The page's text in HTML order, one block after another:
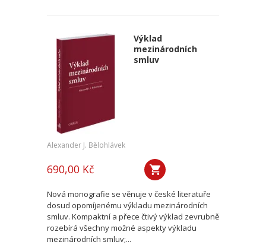
Výklad
mezinárodních
smluv
Alexander J. Bělohlávek
690,00 Kč
Nová monografie se věnuje v české literatuře
dosud opomíjenému výkladu mezinárodních
smluv. Kompaktní a přece čtivý výklad zevrubně
rozebírá všechny možné aspekty výkladu
mezinárodních smluv;...